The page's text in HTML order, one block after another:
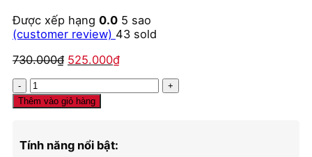
Được xếp hạng 0.0 5 sao
(customer review) 43 sold
730.000₫ Giá
730.000₫.
525.000₫Giá
Kem
chữa
trị
ngọn
Moroccanoil
Thêm vào giỏ hàng
Tính năng nổi bật: